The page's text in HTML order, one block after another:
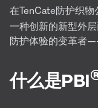
在TenCate防护织
一种创新的新型外
防护体验的变革者
什么是PBI